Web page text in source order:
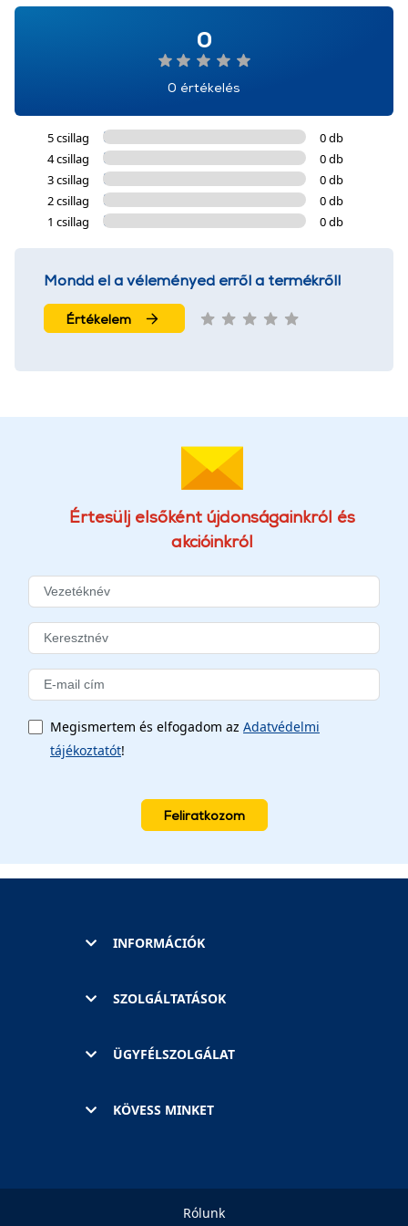
0
0 értékelés
5 csillag
0 db
4 csillag
0 db
3 csillag
0 db
2 csillag
0 db
1 csillag
0 db
Mondd el a véleményed erről a termékről!
Értékelem
Értesülj elsőként újdonságainkról és
akcióinkról
Megismertem és elfogadom az Adatvédelmi
tájékoztatót!
Feliratkozom
INFORMÁCIÓK
SZOLGÁLTATÁSOK
ÜGYFÉLSZOLGÁLAT
KÖVESS MINKET
Rólunk